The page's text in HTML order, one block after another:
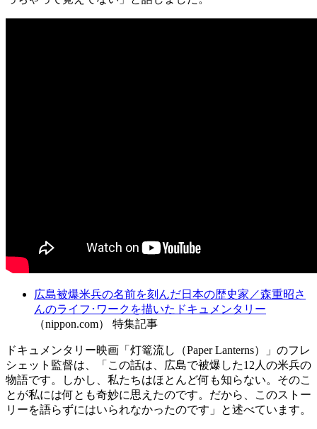
広島被爆米兵の名前を刻んだ日本の歴史家／森重昭さ
んのライフ･ワークを描いたドキュメンタリー
（nippon.com） 特集記事
ドキュメンタリー映画「灯篭流し（Paper Lanterns）」のフレ
シェット監督は、「この話は、広島で被爆した12人の米兵の
物語です。しかし、私たちはほとんど何も知らない。そのこ
とが私には何とも奇妙に思えたのです。だから、このストー
リーを語らずにはいられなかったのです」と述べています。